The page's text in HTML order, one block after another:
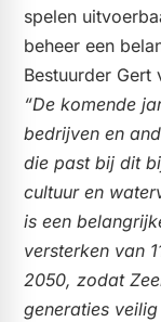
spelen
beheer een
Bestuurder Gert
“De komende
bedrijven en
die past bij dit
cultuur en
is een
versterken van
2050, zodat
generaties